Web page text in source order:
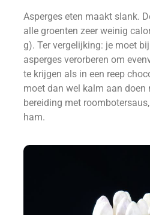
Asperges eten maakt slank.
alle groenten zeer weinig
g). Ter vergelijking: je moet
asperges verorberen om
te krijgen als in een reep
moet dan wel kalm aan doen
bereiding met
ham.